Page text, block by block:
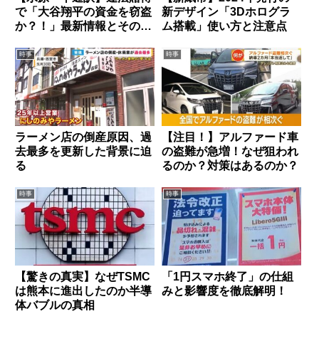
で「大谷翔平の資金を窃盗
か？！」最新情報とその背
新デザイン「3Dホログラ
ム搭載」使い方と注意点
時事
ラーメン店の倒産原因、過
去最多を更新した背景に迫
る
時事
【注目！】アルファード車
の盗難が急増！なぜ狙われ
るのか？対策はあるのか？
時事
【驚きの真実】なぜTSMC
は熊本に進出したのか半導
体バブルの真相
時事
「1円スマホ終了」の仕組
みと影響度を徹底解明！